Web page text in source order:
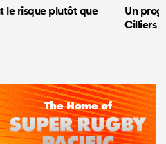
le risque plutôt que
Un
Cilliers